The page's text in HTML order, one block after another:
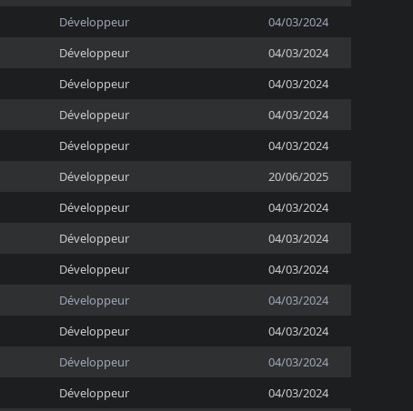
Développeur
04/03/2024
Développeur
04/03/2024
Développeur
04/03/2024
Développeur
04/03/2024
Développeur
04/03/2024
Développeur
20/06/2025
Développeur
04/03/2024
Développeur
04/03/2024
Développeur
04/03/2024
Développeur
04/03/2024
Développeur
04/03/2024
Développeur
04/03/2024
Développeur 04/03/2024